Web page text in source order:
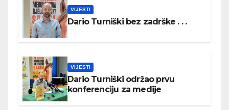
VIJESTI
Dario Turniški bez zadrške . . .
VIJESTI
Dario Turniški održao prvu
konferenciju za medije